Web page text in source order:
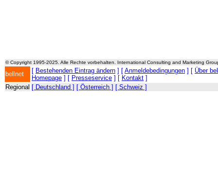
© Copyright 1995-2025. Alle Rechte vorbehalten. International Consulting and Marketing
bellnet [ Bestehenden Eintrag ändern ] [ Anmeldebedingungen ] [ Über
Homepage ] [ Presseservice ] [ Kontakt ]
Regional [ Deutschland ] [ Österreich ] [ Schweiz ]